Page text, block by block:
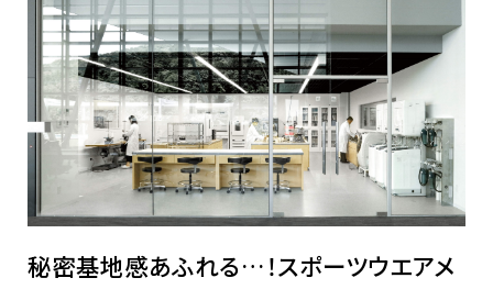
秘密基地感あふれる…！スポーツウエアメ